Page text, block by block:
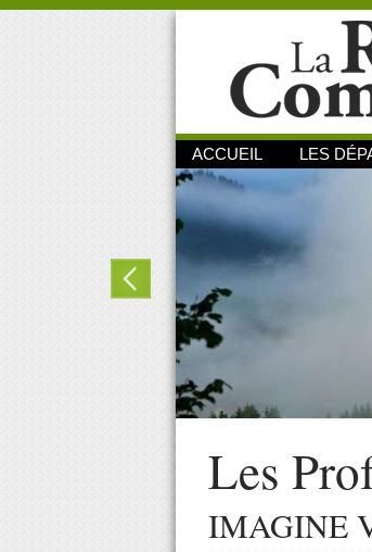
ACCUEIL LES
Les
IMAGINE